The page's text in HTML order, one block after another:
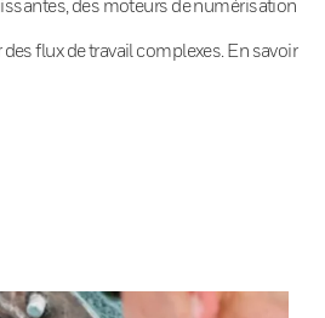
des moteurs de numérisation
flux de travail complexes. En savoir